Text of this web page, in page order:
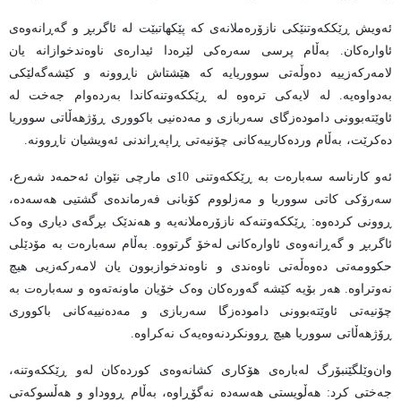
ئەویش ڕێککەوتنێکی نازۆرەملانەی کە پێکهاتبێت لە ئاگربڕ و گەڕانەوەی
ئاوارەکان. بەڵام پرسی سەرەکی لێرەدا ئیدارەی ناوەندخوازانە یان
لامەرکەزییە دەوڵەتی سووریایە کە هێشتاش ناڕوونە و کێشەگەلێکی
بەدواوەیە. لە لایەکی ترەوە لە ڕێککەوتنەکاندا بەردەوام جەخت لە
ئاوێتەبوونی دامودەزگای سەربازی و مەدەنیی باکووری ڕۆژهەڵاتی سووریا
دەکرێت، بەڵام وردەکارییەکانی چۆنیەتی ڕاپەڕاندنی ئەویشیان ناڕوونە.
ئەو کارناسە سەبارەت بە ڕێککەوتنی 10ی مارچی نێوان ئەحمەد شەرع،
سەرۆکی کاتی سووریا و مەزلووم کۆبانی فەرماندەی گشتیی هەسەدە،
ڕوونی کردەوە: ڕێککەوتنەکە نازۆرەملانەیە و هەندێک بڕگەی دیاری وەک
ئاگربڕ و گەڕانەوەی ئاوارەکانی لەخۆ گرتووە. بەڵام سەبارەت بە مۆدێلی
حکوومەتی دەوەڵەتی ناوەندی و ناوەندخوازبوون یان لامەرکەزیی هیچ
نەوتراوە. هەر بۆیە کێشە گەورەکان وەک خۆیان ماونەتەوە و سەبارەت بە
چۆنیەتی ئاوێتەبوونی دامودەزگا سەربازی و مەدەنییەکانی باکووری
ڕۆژهەڵاتی سووریا هیچ ڕوونکردنەوەیەک نەکراوە.
وان‌وێلگێنبۆرگ لەبارەی هۆکاری کشانەوەی کوردەکان لەو ڕێککەوتنە،
جەختی کرد: هەڵویستی هەسەدە نەگۆڕاوە، بەڵام ڕووداو و هەڵسوکەتی